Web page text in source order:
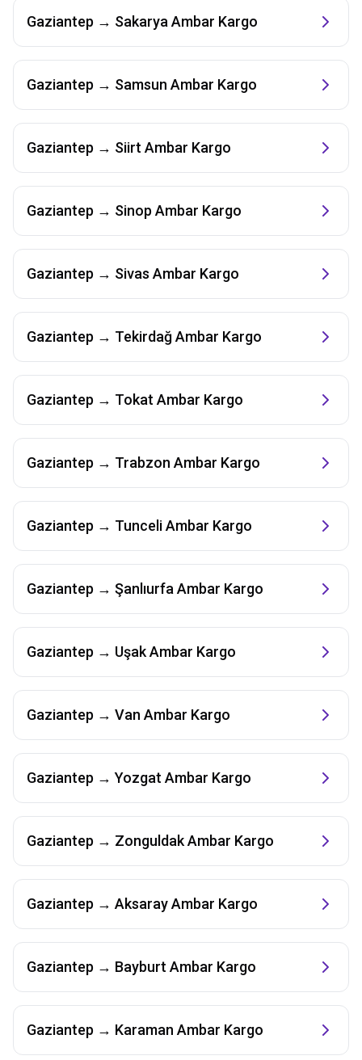
Gaziantep → Sakarya Ambar Kargo
Gaziantep → Samsun Ambar Kargo
Gaziantep → Siirt Ambar Kargo
Gaziantep → Sinop Ambar Kargo
Gaziantep → Sivas Ambar Kargo
Gaziantep → TekirdağAmbar Kargo
Gaziantep → Tokat Ambar Kargo
Gaziantep → Trabzon Ambar Kargo
Gaziantep → TunceliAmbar Kargo
Gaziantep → Şanlıurfa Ambar Kargo
Gaziantep → UşakAmbar Kargo
Gaziantep → Van Ambar Kargo
Gaziantep → Yozgat Ambar Kargo
Gaziantep → ZonguldakAmbar Kargo
Gaziantep → AksarayAmbar Kargo
Gaziantep → Bayburt Ambar Kargo
Gaziantep → Karaman Ambar Kargo